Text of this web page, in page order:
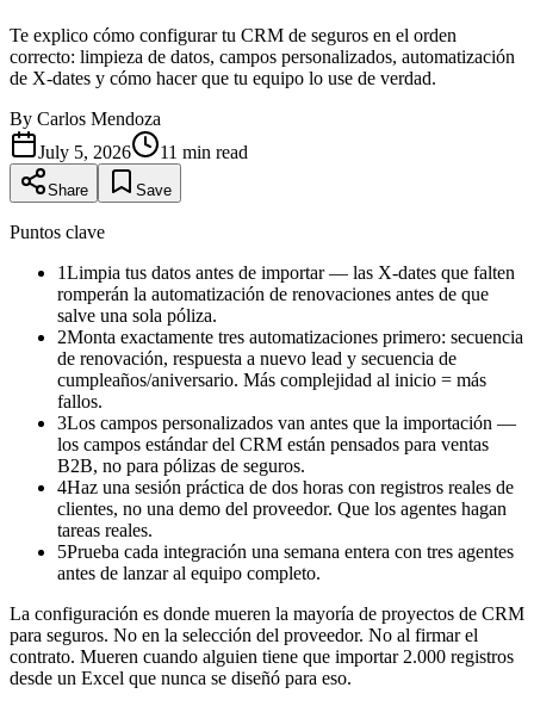
Te explico cómo configurar tu CRM de seguros en el orden
correcto: limpieza de datos, campos personalizados, automatización
de X-dates y cómo hacer que tu equipo lo use de verdad.
By Carlos Mendoza
July 5, 2026
11 min read
Share Save
Puntos clave
1Limpia tus datos antes de importar — las X-dates que falten
romperán la automatización de renovaciones antes de que
salve una sola póliza.
2Monta exactamente tres automatizaciones primero: secuencia
de renovación, respuesta a nuevo lead y secuencia de
cumpleaños/aniversario. Más complejidad al inicio = más
fallos.
3Los campos personalizados van antes que la importación —
los campos estándar del CRM están pensados para ventas
B2B, no para pólizas de seguros.
4Haz una sesión práctica de dos horas con registros reales de
clientes, no una demo del proveedor. Que los agentes hagan
tareas reales.
5Prueba cada integración una semana entera con tres agentes
antes de lanzar al equipo completo.
La configuración es donde mueren la mayoría de proyectos de CRM
para seguros. No en la selección del proveedor. No al firmar el
contrato. Mueren cuando alguien tiene que importar 2.000 registros
desde un Excel que nunca se diseñó para eso.